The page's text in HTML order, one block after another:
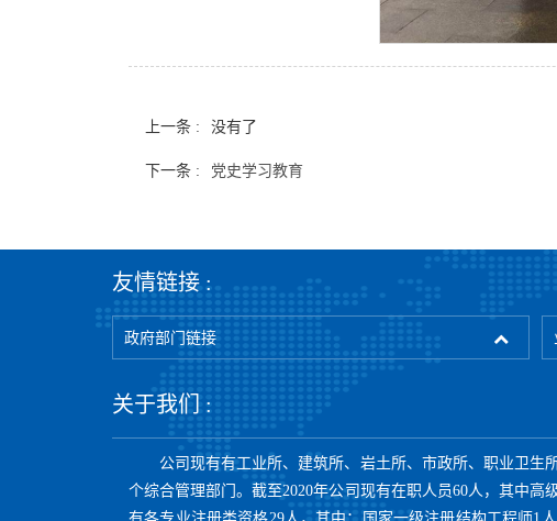
上一条 : 没有了
下一条 : 党史学习教育
友情链接 :
政府部门链接
关于我们 :
公司现有有工业所、建筑所、岩土所、市政所、职业卫
个综合管理部门。截至2020年公司现有在职人员60人，其中高
有各专业注册类资格29人，其中：国家一级注册结构工程师1